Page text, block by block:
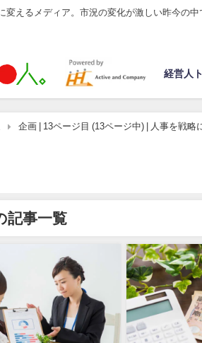
変えるメディア。市況の変化が激しい昨今の
経営人
企画 | 13ページ目 (13ページ中) | 人事を戦略
記事一覧